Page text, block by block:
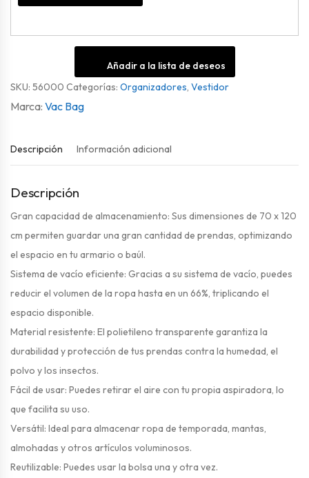
Añadir a la lista de deseos
SKU: 56000 Categorías: Organizadores, Vestidor
Vac Bag
Descripción Información adicional
Descripción
Gran capacidad de almacenamiento: Sus dimensiones de 70 x 120
cm permiten guardar una gran cantidad de prendas, optimizando
el espacio en tu armario o baúl.
Sistema de vacío eficiente: Gracias a su sistema de vacío, puedes
reducir el volumen de la ropa hasta en un 66%, triplicando el
espacio disponible.
Material resistente: El polietileno transparente garantiza la
durabilidad y protección de tus prendas contra la humedad, el
polvo y los insectos.
Fácil de usar: Puedes retirar el aire con tu propia aspiradora, lo
que facilita su uso.
Versátil: Ideal para almacenar ropa de temporada, mantas,
almohadas y otros artículos voluminosos.
Reutilizable: Puedes usar la bolsa una y otra vez.